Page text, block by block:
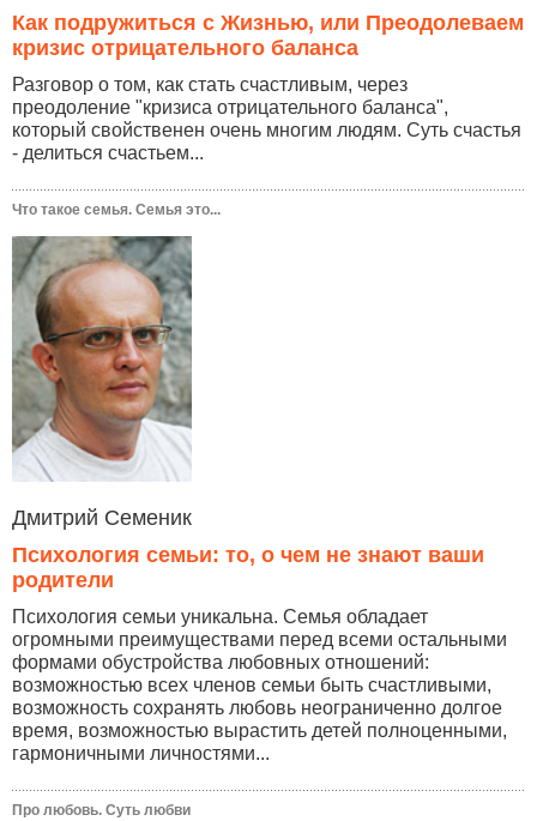
Как подружиться с Жизнью, или Преодолеваем
кризис отрицательного баланса
Разговор о том, как стать счастливым, через
преодоление "кризиса отрицательного баланса",
который свойственен очень многим людям. Суть счастья
- делиться счастьем...
Что такое семья. Семья это...
Дмитрий Семеник
Психология семьи: то, о чем не знают ваши
родители
Психология семьи уникальна. Семья обладает
огромными преимуществами перед всеми остальными
формами обустройства любовных отношений:
возможностью всех членов семьи быть счастливыми,
возможность сохранять любовь неограниченно долгое
время, возможностью вырастить детей полноценными,
гармоничными личностями...
Про любовь. Суть любви